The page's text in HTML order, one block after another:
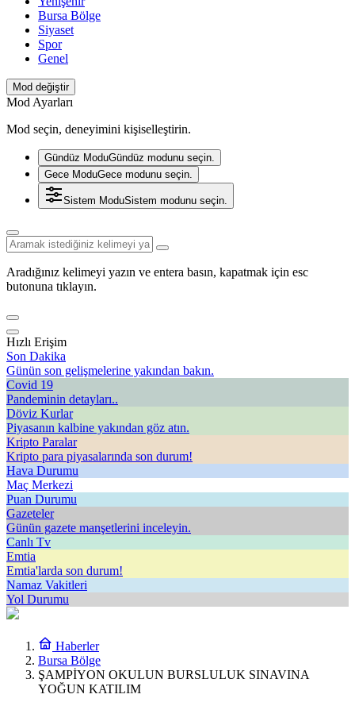
Bursa Bölge
Siyaset
Spor
Genel
Mod değiştir
Mod Ayarları
Mod seçin, deneyimini kişiselleştirin.
Gündüz ModuGündüz modunu seçin.
Gece ModuGece modunu seçin.
Sistem ModuSistem modunu seçin.
Aradığınız kelimeyi yazın ve entera basın, kapatmak için esc
butonuna tıklayın.
Hızlı Erişim
Son Dakika
Günün son gelişmelerine yakından bakın.
Covid 19
Pandeminin detayları..
Döviz Kurlar
Piyasanın kalbine yakından göz atın.
Kripto Paralar
Kripto para piyasalarında son durum!
Hava Durumu
Maç Merkezi
Puan Durumu
Gazeteler
Günün gazete manşetlerini inceleyin.
Canlı Tv
Emtia
Emtia'larda son durum!
Namaz Vakitleri
Yol Durumu
Haberler
Bursa Bölge
ŞAMPİYON OKULUN BURSLULUK SINAVINA
YOĞUN KATILIM